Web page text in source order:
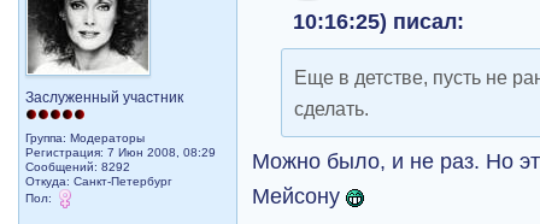
Заслуженный участник
Группа: Модераторы
Регистрация: 7 Июн 2008, 08:29
Сообщений: 8292
Откуда: Санкт-Петербург
Пол:
10:16:25) писал:
Еще в детстве, пусть не
сделать.
Можно было, и не раз. Но
Мейсону